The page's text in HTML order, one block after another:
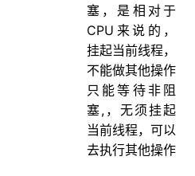
塞，是相对于
CPU来说的，
挂起当前线程，
不能做其他操作
只能等待非阻
塞,，无须挂起
当前线程，可以
去执行其他操作